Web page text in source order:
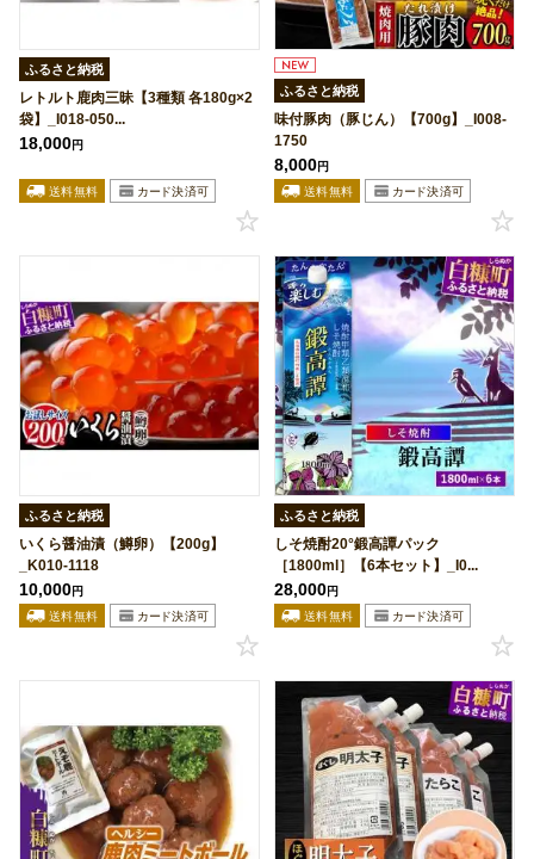
ふるさと納税
レトルト鹿肉三昧【3種類 各180g×2
袋】_I018-050...
18,000円
ふるさと納税
味付豚肉（豚じん）【700g】_I008-
1750
8,000円
ふるさと納税
いくら醤油漬（鱒卵）【200g】
_K010-1118
10,000円
ふるさと納税
しそ焼酎20°鍛高譚パック
［1800ml］【6本セット】_I0...
28,000円